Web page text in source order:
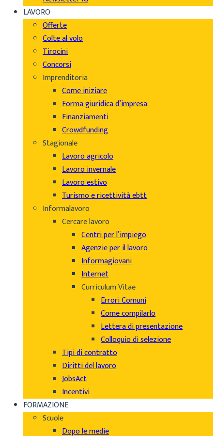
LAVORO
Offerte
Colte al volo
Tirocini
Concorsi
Imprenditoria
Come iniziare
Forma giuridica d’impresa
Finanziamenti
Crowdfunding
Stagionale
Lavoro agricolo
Lavoro invernale
Lavoro estivo
Turismo e ricettività ebtt
Informalavoro
Cercare lavoro
Centri per l’impiego
Agenzie per il lavoro
Informagiovani
Internet
Curriculum Vitae
Errori Comuni
Come compilarlo
Lettera di presentazione
Colloquio di selezione
Tipi di contratto
Diritti del lavoro
JobsAct
Incentivi
FORMAZIONE
Scuole
Dopo le medie